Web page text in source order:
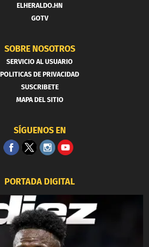
ELHERALDO.HN
GOTV
SOBRE NOSOTROS
SERVICIO AL USUARIO
POLITICAS DE PRIVACIDAD
SUSCRIBETE
MAPA DEL SITIO
SÍGUENOS EN
PORTADA DIGITAL